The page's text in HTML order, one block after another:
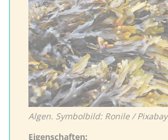
Algen. Symbolbild: Ronile / Pixabay
Eigenschaften: